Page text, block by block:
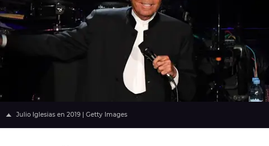
Julio Iglesias en 2019 | Getty Images